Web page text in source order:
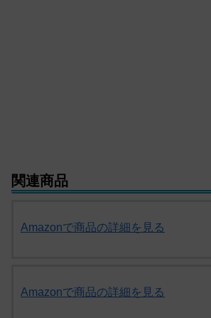
関連商品
Amazonで商品の詳細を見る
Amazonで商品の詳細を見る